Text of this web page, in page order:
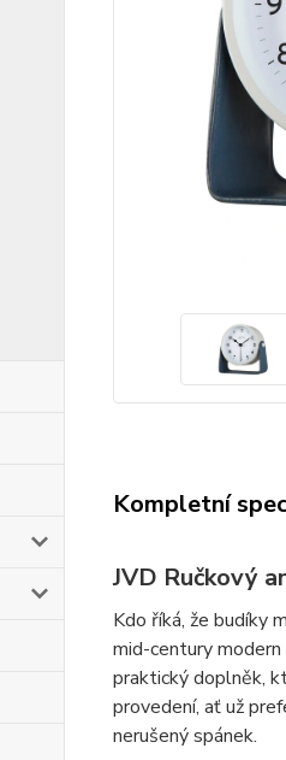
Kompletní
JVD Ručkový
Kdo říká, že budíky
mid-century
praktický doplněk,
provedení, ať už
nerušený spánek.